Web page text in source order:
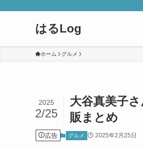
はるLog
ホーム グルメ
大谷真美子
販まとめ
2025
2/25
広告 グルメ 2025年2月25日